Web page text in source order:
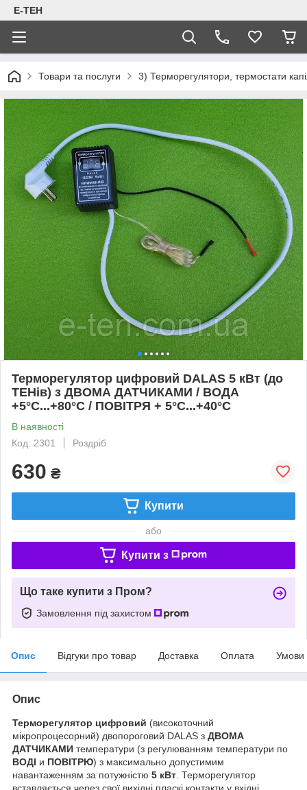
Е-ТЕН
Товари та послуги 3) Терморегулятори, термостати
Терморегулятор цифровий DALAS 5 кВт (до
ТЕНів) з ДВОМА ДАТЧИКАМИ / ВОДА
+5°C...+80°C / ПОВІТРЯ + 5°C...+40°C
В наявності
Код: 2301
Роздріб
630 ₴
Купити
або
Купити з
Що таке купити з Пром?
Замовлення під захистом
Опис Відгуки про товар Доставка Оплата Умови
Опис
Терморегулятор цифровий (високоточний
мікропроцесорний) двопороговий DALAS з ДВОМА
ДАТЧИКАМИ температури (з регулюванням температури по
ВОДІ и ПОВІТРЮ) з максимально допустимим
навантаженням за потужністю 5 кВт . Терморегулятор
вставляється через свої вихідні пласкі контакти у вхідні